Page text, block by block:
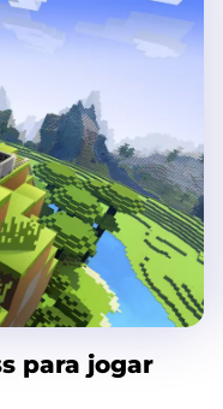
para jogar